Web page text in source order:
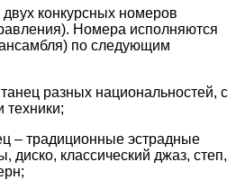
конкурсных номеров
Номера исполняются
по следующим
разных национальностей, с
техники;
– традиционные эстрадные
диско, классический джаз, степ,